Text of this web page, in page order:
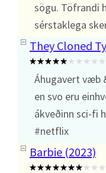
sögu. Töfrandi
sérstaklega
They Cloned
Áhugavert væb
en svo eru
ákveðinn sci-fi
#netflix
Barbie (2023)